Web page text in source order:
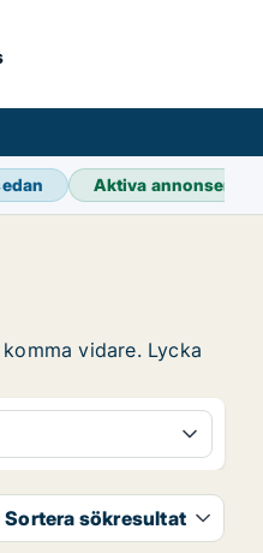
Aktiva annonser
vidare. Lycka
Sortera sökresultat